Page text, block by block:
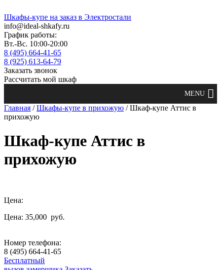
Шкафы-купе на заказ в Электростали
info@ideal-shkafy.ru
График работы:
Вт.-Вс. 10:00-20:00
8 (495) 664-41-65
8 (925) 613-64-79
Заказать звонок
Рассчитать мой шкаф
Главная /Шкафы-купе в прихожую / Шкаф-купе Аттис в
прихожую
Шкаф-купе Аттис в
прихожую
Цена:
Цена: 35,000 руб.
Номер телефона:
8 (495) 664-41-65
Бесплатный